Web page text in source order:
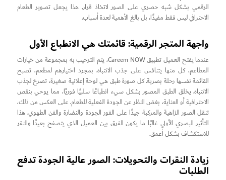
الرقمي بشكل شبه حصري على الصور لاتخاذ قرار. هذا يجعل تصوير الطعام
الاحترافي ليس فقط مفيدًا، بل بالغ الأهمية لعدة أسباب.
واجهة المتجر الرقمية: قائمتك هي الانطباع الأول
عندما يفتح العميل تطبيق Careem NOW، يتم الترحيب به بمجموعة من خيارات
المطاعم، كل منها يتنافس على جذب الانتباه. بمجرد اختيارهم لمطعم، تصبح
القائمة نفسها رحلة بصرية. كل صورة طبق هي لوحة إعلانية صغيرة، تصرخ لجذب
الانتباه. يخلق الطبق المصور بشكل سيء انطباعًا سلبيًا فوريًا، مما يوحي بنقص
الاحترافية أو العناية، بغض النظر عن الجودة الفعلية للطعام. على العكس من ذلك،
تنقل الصور الزاهية والمركبة جيدًا على الفور الجودة والنضارة والفن الطهوي. هذا
التأثير البصري الأولي غالبًا ما يكون الفرق بين العميل الذي يتصفح بعيدًا والنقر
للاستكشاف بشكل أعمق.
زيادة النقرات والتحويلات: الصور عالية الجودة تدفع
الطلبات